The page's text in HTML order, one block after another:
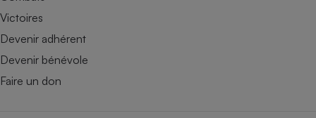
Victoires
Devenir adhérent
Devenir bénévole
Faire un don